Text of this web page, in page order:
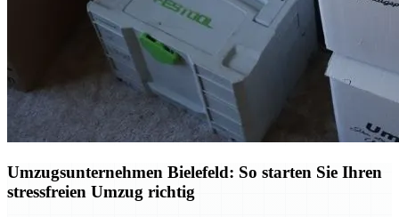
Umzugsunternehmen Bielefeld: So starten Sie Ihren
stressfreien Umzug richtig